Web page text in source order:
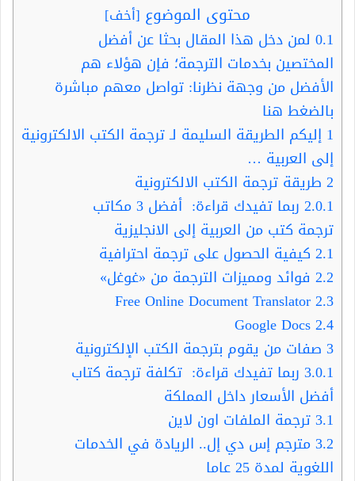
محتوى الموضوع [أخف]
0.1 لمن دخل هذا المقال بحثا عن أفضل
المختصين بخدمات الترجمة؛ فإن هؤلاء هم
الأفضل من وجهة نظرنا: تواصل معهم مباشرة
بالضغط هنا
1 إليكم الطريقة السليمة لـ ترجمة الكتب الالكترونية
إلى العربية …
2 طريقة ترجمة الكتب الالكترونية
2.0.1
ربما تفيدك قراءة: أفضل 3 مكاتب
ترجمة كتب من العربية إلى الانجليزية
2.1 كيفية الحصول على ترجمة احترافية
2.2 فوائد ومميزات الترجمة من «غوغل»
2.3
2.4
3 صفات من يقوم بترجمة الكتب الإلكترونية
3.0.1 ربما تفيدك قراءة: تكلفة ترجمة كتاب
أفضل الأسعار داخل المملكة
3.1ترجمة الملفات اون لاين
3.2مترجم إس دي إل.. الريادة في الخدمات
اللغوية لمدة 25 عاما